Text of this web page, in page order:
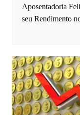
Aposentadoria
seu Rendimento